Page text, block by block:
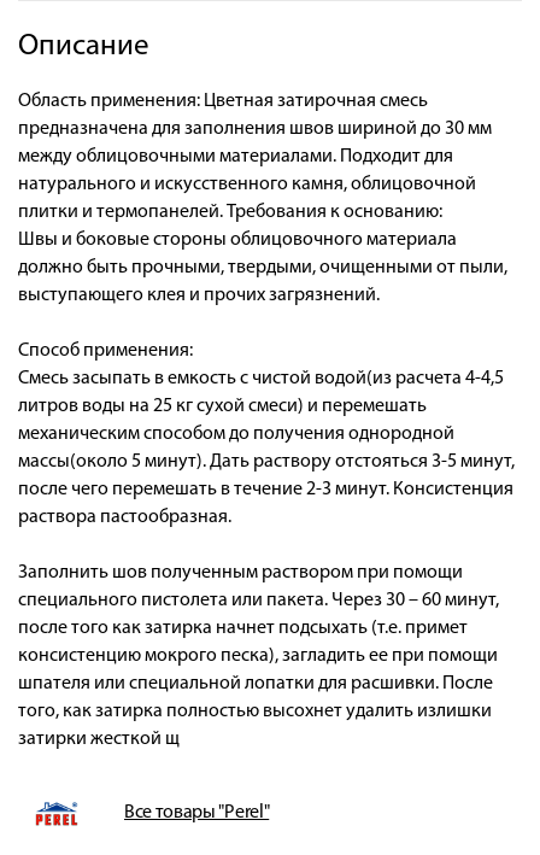
Описание
Область применения: Цветная затирочная смесь
предназначена для заполнения швов шириной до 30 мм
между облицовочными материалами. Подходит для
натурального и искусственного камня, облицовочной
плитки и термопанелей. Требования к основанию:
Швы и боковые стороны облицовочного материала
должно быть прочными, твердыми, очищенными от пыли,
выступающего клея и прочих загрязнений.
Способ применения:
Смесь засыпать в емкость с чистой водой(из расчета 4-4,5
литров воды на 25 кг сухой смеси) и перемешать
механическим способом до получения однородной
массы(около 5 минут). Дать раствору отстояться 3-5 минут,
после чего перемешать в течение 2-3 минут. Консистенция
раствора пастообразная.
Заполнить шов полученным раствором при помощи
специального пистолета или пакета. Через 30 – 60 минут,
после того как затирка начнет подсыхать (т.е. примет
консистенцию мокрого песка), загладить ее при помощи
шпателя или специальной лопатки для расшивки. После
того, как затирка полностью высохнет удалить излишки
затирки жесткой щ
Все товары "Perel"